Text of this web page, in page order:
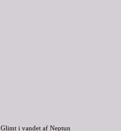
Glimt i vandet af Neptun